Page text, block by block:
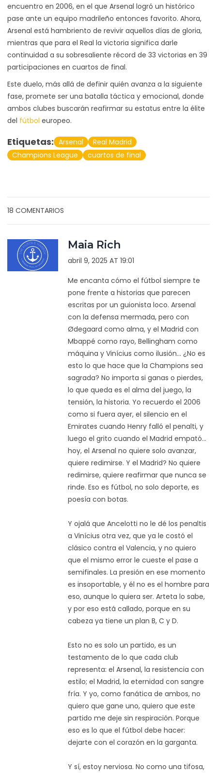
encuentro en 2006, en el que Arsenal logró un histórico
pase ante un equipo madrileño entonces favorito. Ahora,
Arsenal está hambriento de revivir aquellos días de gloria,
mientras que para el Real la victoria significa darle
continuidad a su sobresaliente récord de 33 victorias en 39
participaciones en cuartos de final.
Este duelo, más allá de definir quién avanza a la siguiente
fase, promete ser una batalla táctica y emocional, donde
ambos clubes buscarán reafirmar su estatus entre la élite
del fútbol europeo.
Etiquetas: Arsenal
Real Madrid
Champions League
cuartos de final
18 COMENTARIOS
Maia Rich
abril 9, 2025 AT 19:01
Me encanta cómo el fútbol siempre te
pone frente a historias que parecen
escritas por un guionista loco. Arsenal
con la defensa mermada, pero con
Ødegaard como alma, y el Madrid con
Mbappé como rayo, Bellingham como
máquina y Vinícius como ilusión... ¿No es
esto lo que hace que la Champions sea
sagrada? No importa si ganas o pierdes,
lo que queda es el alma del juego, la
tensión, la historia. Yo recuerdo el 2006
como si fuera ayer, el silencio en el
Emirates cuando Henry falló el penalti, y
luego el grito cuando el Madrid empató...
hoy, el Arsenal no quiere solo avanzar,
quiere redimirse. Y el Madrid? No quiere
redimirse, quiere reafirmar que nunca se
rinde. Eso es fútbol, no solo deporte, es
poesía con botas.
Y ojalá que Ancelotti no le dé los penaltis
a Vinícius otra vez, que ya le costó el
clásico contra el Valencia, y no quiero
que el mismo error le cueste el pase a
semifinales. La presión en ese momento
es insoportable, y él no es el hombre para
eso, aunque lo quiera ser. Arteta lo sabe,
y por eso está callado, porque en su
cabeza ya tiene un plan B, C y D.
Esto no es solo un partido, es un
testamento de lo que cada club
representa: el Arsenal, la resistencia con
estilo; el Madrid, la eternidad con sangre
fría. Y yo, como fanática de ambos, no
quiero que gane uno, quiero que este
partido me deje sin respiración. Porque
eso es lo que el fútbol debe hacer:
dejarte con el corazón en la garganta.
Y sí, estoy nerviosa. No como una tifosa,